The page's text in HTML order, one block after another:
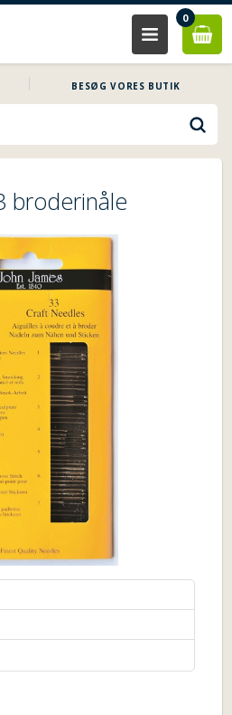
0
BESØG VORES BUTIK
broderinåle